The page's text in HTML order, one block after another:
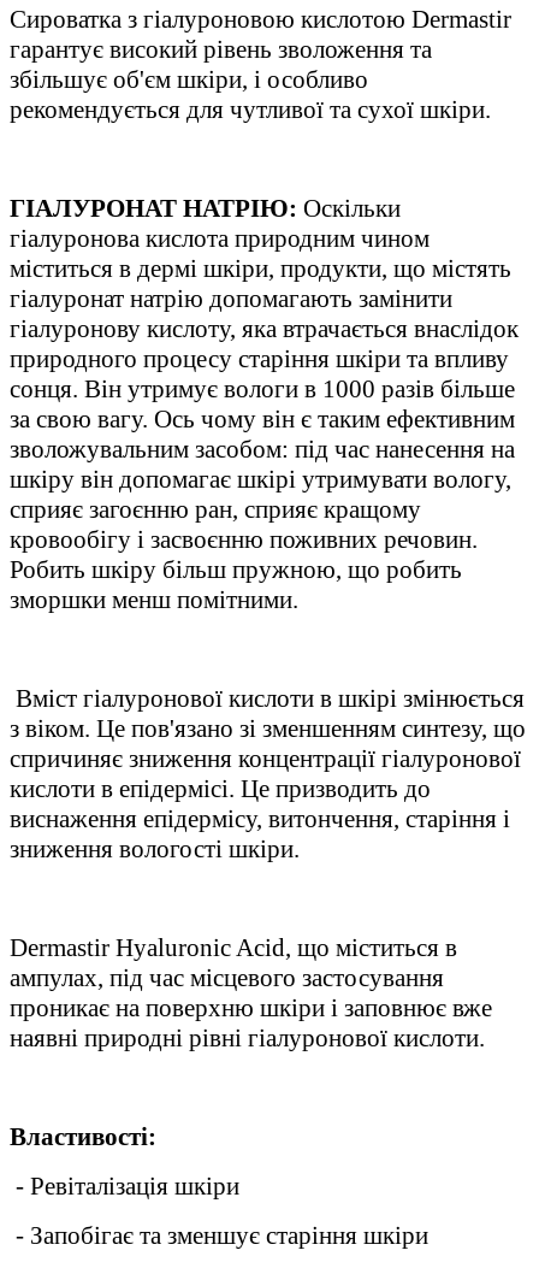
Сироватка з гіалуроновою кислотою Dermastir
гарантує високий рівень зволоження та
збільшує об'єм шкіри, і особливо
рекомендується для чутливої та сухої шкіри.
ГІАЛУРОНАТ НАТРІЮ: Оскільки
гіалуронова кислота природним чином
міститься в дермі шкіри, продукти, що містять
гіалуронат натрію допомагають замінити
гіалуронову кислоту, яка втрачається внаслідок
природного процесу старіння шкіри та впливу
сонця. Він утримує вологи в 1000 разів більше
за свою вагу. Ось чому він є таким ефективним
зволожувальним засобом: під час нанесення на
шкіру він допомагає шкірі утримувати вологу,
сприяє загоєнню ран, сприяє кращому
кровообігу і засвоєнню поживних речовин.
Робить шкіру більш пружною, що робить
зморшки менш помітними.
Вміст гіалуронової кислоти в шкірі змінюється
з віком. Це пов'язано зі зменшенням синтезу, що
спричиняє зниження концентрації гіалуронової
кислоти в епідермісі. Це призводить до
виснаження епідермісу, витончення, старіння і
зниження вологості шкіри.
Dermastir Hyaluronic Acid, що міститься в
ампулах, під час місцевого застосування
проникає на поверхню шкіри і заповнює вже
наявні природні рівні гіалуронової кислоти.
Властивості:
- Ревіталізація шкіри
- Запобігає та зменшує старіння шкіри